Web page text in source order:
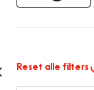
Reset alle filters